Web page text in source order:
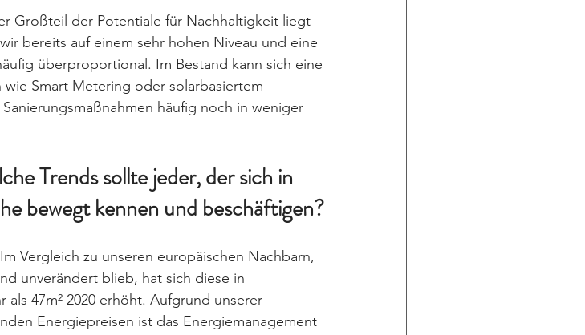
Großteil der Potentiale für Nachhaltigkeit liegt
bereits auf einem sehr hohen Niveau und eine
überproportional. Im Bestand kann sich eine
Smart Metering oder solarbasiertem
häufig noch in weniger
Trends sollte jeder, der sich in
bewegt kennen und beschäftigen?
Vergleich zu unseren europäischen Nachbarn,
unverändert blieb, hat sich diese in
als 47m² 2020 erhöht. Aufgrund unserer
Energiepreisen ist das Energiemanagement